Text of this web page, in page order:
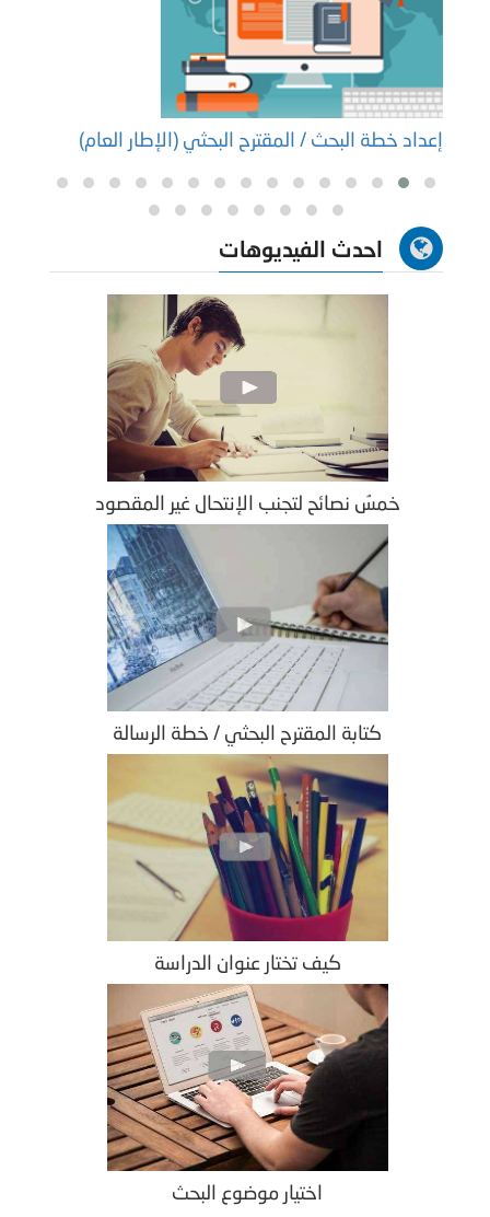
إعداد خطة البحث / المقترح البحثي (الإطار العام)
احدث الفيديوهات
خمسُ نصائح لتجنب الإنتحال غير المقصود
كتابة المقترح البحثي / خطة الرسالة
كيف تختار عنوان الدراسة
اختيار موضوع البحث